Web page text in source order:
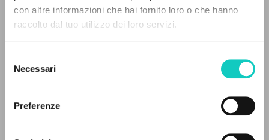
con altre informazioni che hai fornito loro o che hanno
raccolto dal tuo utilizzo dei loro servizi.
delNecessari
Preferenze
Slant Books
Pages: 4
MORE RESULTS